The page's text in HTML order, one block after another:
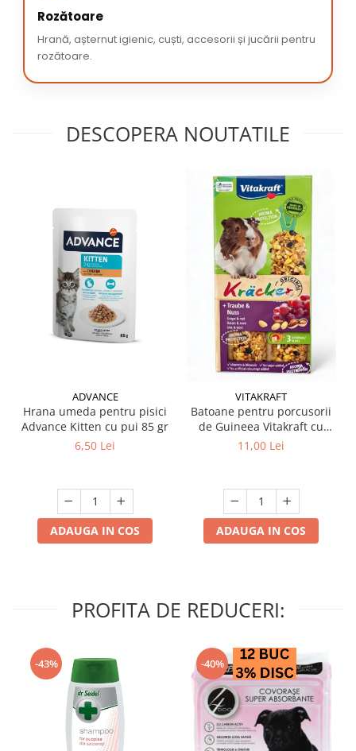
Rozătoare
Hrană, așternut igienic, cuști, accesorii și jucării pentru
rozătoare.
DESCOPERA NOUTATILE
ADVANCE
Hrana umeda pentru pisici
Advance Kitten cu pui 85 gr
6,50 Lei
ADAUGA IN COS
VITAKRAFT
Batoane pentru porcusorii
de Guineea Vitakraft cu
struguri & nuci 2 buc
11,00 Lei
ADAUGA IN COS
PROFITA DE REDUCERI:
-43% -40%